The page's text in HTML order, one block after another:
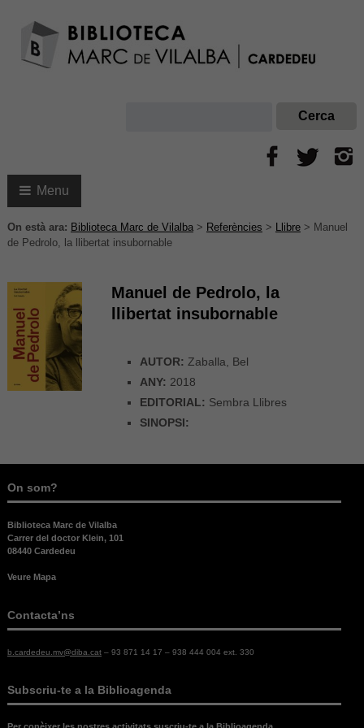
Menu
On està ara: Biblioteca Marc de Vilalba> Referències > Llibre> Manuel
de Pedrolo, la llibertat insubornable
Manuel de Pedrolo, la
llibertat insubornable
AUTOR: Zaballa, Bel
ANY: 2018
EDITORIAL: Sembra Llibres
SINOPSI:
On som?
Biblioteca Marc de Vilalba
Carrer del doctor Klein, 101
08440 Cardedeu
Veure Mapa
Contacta’ns
b.cardedeu.mv@diba.cat– 93 871 14 17 – 938 444 004 ext. 330
Subscriu-te a la Biblioagenda